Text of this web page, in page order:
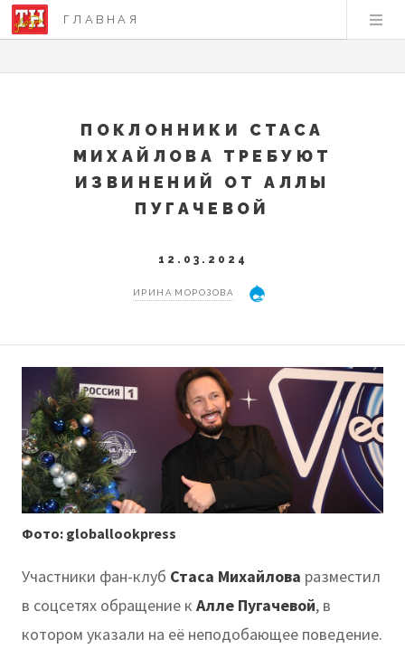
ГЛАВНАЯ
ПОКЛОННИКИ СТАСА
МИХАЙЛОВА ТРЕБУЮТ
ИЗВИНЕНИЙ ОТ АЛЛЫ
ПУГАЧЕВОЙ
12.03.2024
ИРИНА МОРОЗОВА
Фото: globallookpress
Участники фан-клуб Стаса Михайлова разместил
в соцсетях обращение к Алле Пугачевой, в
котором указали на её неподобающее поведение.